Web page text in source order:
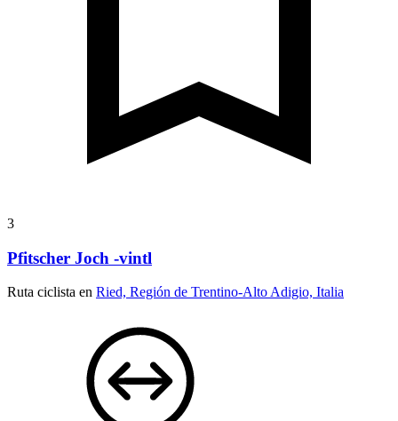
3
Pfitscher Joch -vintl
Ruta ciclista en Ried, Región de Trentino-Alto Adigio, Italia